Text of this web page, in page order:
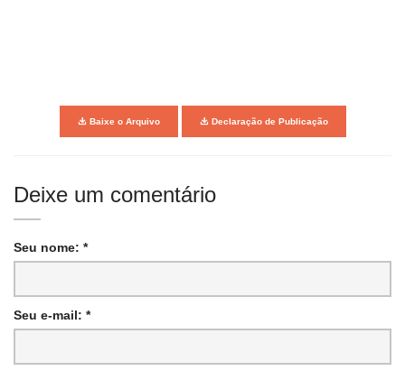
Baixe o Arquivo Declaração de Publicação
Deixe um comentário
Seu nome: *
Seu e-mail: *